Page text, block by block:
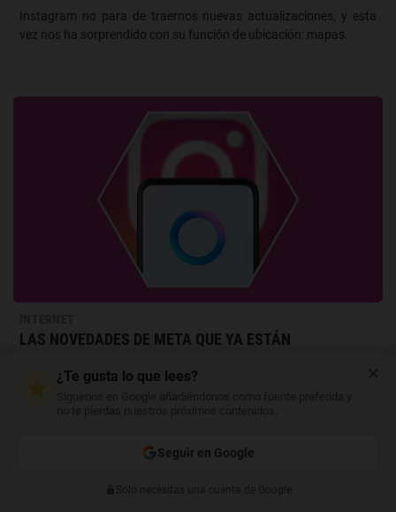
Instagram no para de traernos nuevas actualizaciones, y esta
vez nos ha sorprendido con su función de ubicación: mapas.
LAS NOVEDADES DE META QUE YA ESTÁN
Mejoras en la seguridad y protección para menores, la
¿Te gusta lo que lees?
Seguir en Google